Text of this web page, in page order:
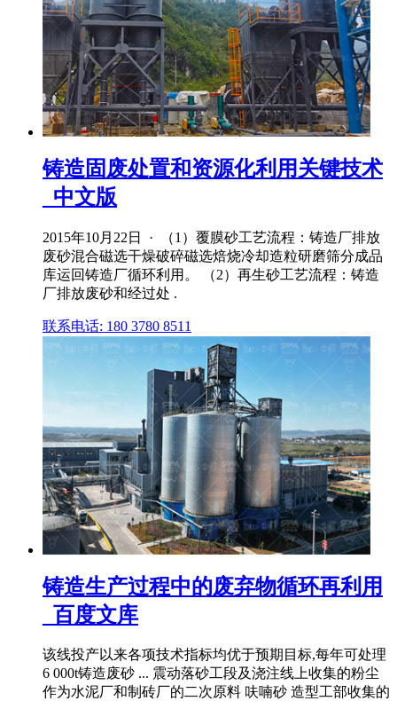
铸造固废处置和资源化利用关键技术
_中文版
2015年10月22日 · （1）覆膜砂工艺流程：铸造厂排放
废砂混合磁选干燥破碎磁选焙烧冷却造粒研磨筛分成品
库运回铸造厂循环利用。 （2）再生砂工艺流程：铸造
厂排放废砂和经过处 .
联系电话: 180 3780 8511
铸造生产过程中的废弃物循环再利用
_百度文库
该线投产以来各项技术指标均优于预期目标,每年可处理
6 000t铸造废砂 ... 震动落砂工段及浇注线上收集的粉尘
作为水泥厂和制砖厂的二次原料 呋喃砂 造型工部收集的